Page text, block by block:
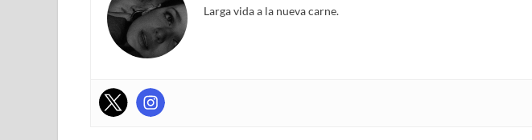
Larga vida a la nueva carne.